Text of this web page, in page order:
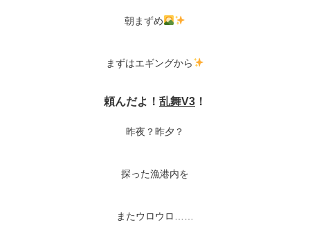
朝まずめ
まずはエギングから
頼んだよ！ 乱舞V3 ！
昨夜？昨夕？
探った漁港内を
またウロウロ……